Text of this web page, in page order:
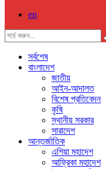
en
সর্বশেষ
বাংলাদেশ
জাতীয়
আইন-আদালত
বিশেষ প্রতিবেদন
কৃষি
স্থানীয় সরকার
সারাদেশ
আন্তর্জাতিক
এশিয়া মহাদেশ
আফ্রিকা মহাদেশ